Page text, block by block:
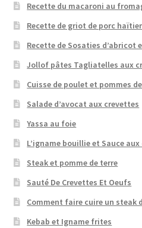
Recette du macaroni au
Recette de griot de porc
Recette de Sosaties d’abricot
Jollof pâtes Tagliatelles aux
Cuisse de poulet et pommes
Salade d’avocat aux crevettes
Yassa au foie
L’igname bouillie et Sauce
Steak et pomme de terre
Sauté De Crevettes Et Oeufs
Comment faire cuire un steak
Kebab et Igname frites